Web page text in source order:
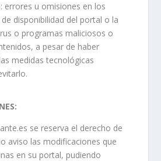
errores u omisiones en los
disponibilidad del portal o la
o programas maliciosos o
a pesar de haber
medidas tecnológicas
se reserva el derecho de
aviso las modificaciones que
en su portal, pudiendo